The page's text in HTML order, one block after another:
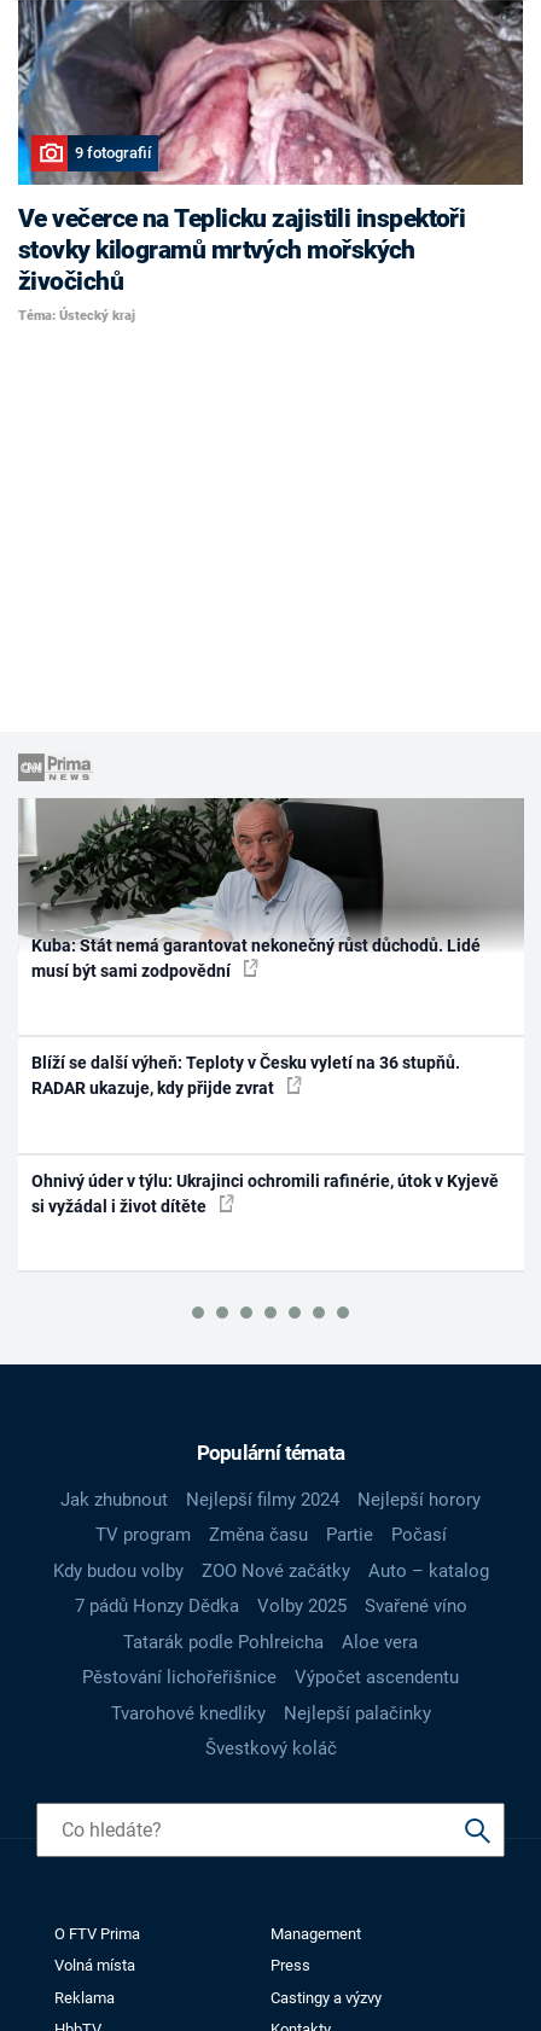
9 fotografií
Ve večerce na Teplicku zajistili inspektoři
stovky kilogramů mrtvých mořských
živočichů
Téma: Ústecký kraj
Kuba: Stát nemá garantovat nekonečný růst důchodů. Lidé
musí být sami zodpovědní
Blíží se další výheň: Teploty v Česku vyletí na 36 stupňů.
RADAR ukazuje, kdy přijde zvrat
Ohnivý úder v týlu: Ukrajinci ochromili rafinérie, útok v Kyjevě
si vyžádal i život dítěte
Populární témata
Jak zhubnout Nejlepší filmy 2024
Nejlepší horory
TV program
Změna času Partie
Počasí
Kdy budou volby
ZOO Nové začátky
Auto – katalog
7 pádů Honzy Dědka
Volby 2025
Svařené víno
Tatarák podle Pohlreicha
Aloe vera
Pěstování lichořeřišnice
Výpočet ascendentu
Tvarohové knedlíky
Nejlepší palačinky
Švestkový koláč
O FTV Prima
Management
Volná místa
Press
Reklama
Castingy a výzvy